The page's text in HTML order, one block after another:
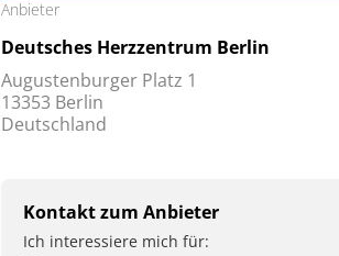
Anbieter
Deutsches Herzzentrum Berlin
Augustenburger Platz 1
13353 Berlin
Deutschland
Kontakt zum Anbieter
Ich interessiere mich für: